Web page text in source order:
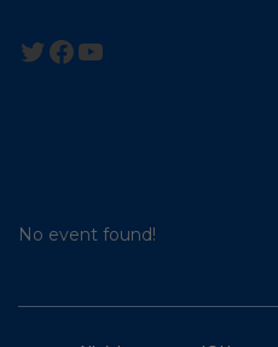
Twitter
Facebook
YouTube
No event found!